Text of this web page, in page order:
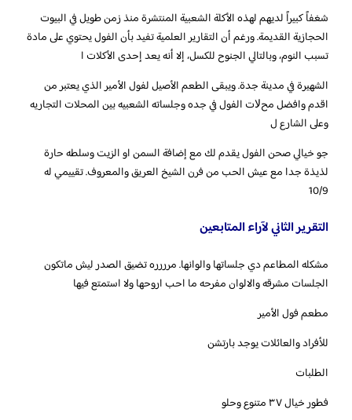
شغفاً كبيراً لديهم لهذه الأكلة الشعبية المنتشرة منذ زمن طويل في البيوت
الحجازية القديمة. ورغم أن التقارير العلمية تفيد بأن الفول يحتوي على مادة
تسبب النوم، وبالتالي الجنوح للكسل، إلا أنه يعد إحدى الأكلات ا
الشهيرة في مدينة جدة. ويبقى الطعم اﻷصيل لفول اﻷمير الذي يعتبر من
اقدم وافضل محﻻت الفول في جده وجلساته الشعبيه بين المحلات التجاريه
وعلى الشارع ل
جو خيالي صحن الفول يقدم لك مع إضافة السمن او الزيت وسلطه حارة
لذيذة جدا مع عيش الحب من فرن الشيخ العريق والمعروف. تقييمي له
10/9
التقرير الثاني لآراء المتابعين
‏‎مشكله المطاعم دي جلساتها والوانها. مرررره تضيق الصدر ليش ماتكون
الجلسات مشرقه والالوان مفرحه ما احب اروحها ولا استمتع فيها
‏مطعم فول الأمير
للأفراد والعائلات يوجد بارتشن
الطلبات
فطور خيال ٣٧ متنوع وحلو